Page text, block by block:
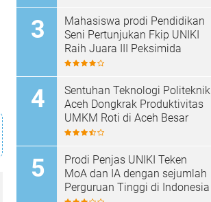
Mahasiswa prodi Pendidikan
Seni Pertunjukan Fkip UNIKI
Raih Juara III Peksimida
Sentuhan Teknologi Politeknik
Aceh Dongkrak Produktivitas
UMKM Roti di Aceh Besar
Prodi Penjas UNIKI Teken
MoA dan IA dengan sejumlah
Perguruan Tinggi di Indonesia